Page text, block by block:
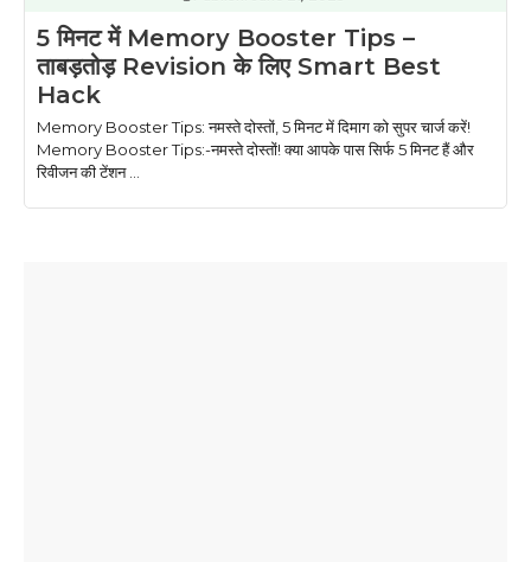
5 मिनट में Memory Booster Tips –
ताबड़तोड़ Revision के लिए Smart Best
Hack
Memory Booster Tips: नमस्ते दोस्तों, 5 मिनट में दिमाग को सुपर चार्ज करें!
Memory Booster Tips:-नमस्ते दोस्तों! क्या आपके पास सिर्फ 5 मिनट हैं और
रिवीजन की टेंशन ...